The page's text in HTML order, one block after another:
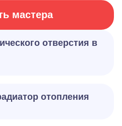
мастера
отверстия в
отопления